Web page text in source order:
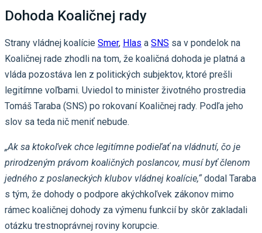
Dohoda Koaličnej rady
Strany vládnej koalície Smer, Hlas a SNS sa v pondelok na
Koaličnej rade zhodli na tom, že koaličná dohoda je platná a
vláda pozostáva len z politických subjektov, ktoré prešli
legitímne voľbami. Uviedol to minister životného prostredia
Tomáš Taraba (SNS) po rokovaní Koaličnej rady. Podľa jeho
slov sa teda nič meniť nebude.
„Ak sa ktokoľvek chce legitímne podieľať na vládnutí, čo je
prirodzeným právom koaličných poslancov, musí byť členom
jedného z poslaneckých klubov vládnej koalície,“ dodal Taraba
s tým, že dohody o podpore akýchkoľvek zákonov mimo
rámec koaličnej dohody za výmenu funkcií by skôr zakladali
otázku trestnoprávnej roviny korupcie.